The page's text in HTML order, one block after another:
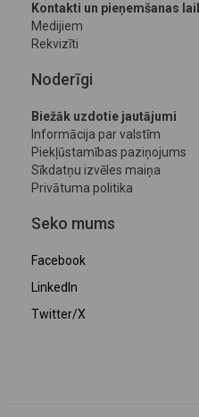
Kontakti un pieņemšanas
Medijiem
Rekvizīti
Noderīgi
Biežāk uzdotie jautājumi
Informācija par valstīm
Piekļūstamības paziņojums
Sīkdatņu izvēles maiņa
Privātuma politika
Seko mums
Facebook
LinkedIn
Twitter/X